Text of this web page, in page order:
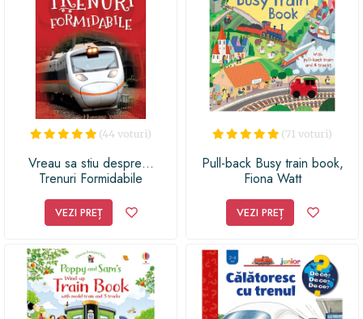
(44 voturi)
Vreau sa stiu despre…
Trenuri Formidabile
VEZI PREȚ
(71 voturi)
Pull-back Busy train book,
Fiona Watt
VEZI PREȚ